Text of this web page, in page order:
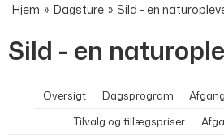
Hjem » Dagsture » Sild - en
Sild - en
Oversigt Dagsprogram
Tilvalg og tillægspriser